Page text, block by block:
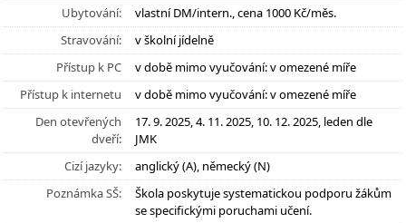
Ubytování:
vlastní DM/intern., cena 1000 Kč/měs.
Stravování:
v školní jídelně
Přístup k PC
v době mimo vyučování: v omezené míře
Přístup k internetu
v době mimo vyučování: v omezené míře
Den otevřených
dveří:
17. 9. 2025, 4. 11. 2025, 10. 12. 2025, leden dle
JMK
Cizí jazyky:
anglický (A), německý (N)
Poznámka SŠ:
Škola poskytuje systematickou podporu žákům
se specifickými poruchami učení.